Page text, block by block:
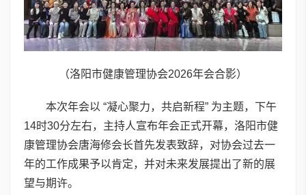
（洛阳市健康管理协会2026年会合影）
本次年会以 “凝心聚力，共启新程” 为主题，下午
14时30分左右，主持人宣布年会正式开幕，洛阳市健
康管理协会唐海修会长首先发表致辞，对协会过去一
年的工作成果予以肯定，并对未来发展提出了新的展
望与期许。